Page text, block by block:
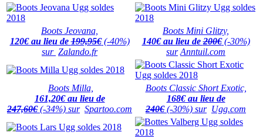
Boots Jeovana,
120€ au lieu de199,95€(-40%)
sur Zalando.fr
Boots Mini Glitzy,
140€ au lieu de200€(-30%)
sur Anntuil.com
Boots Milla,
161,20€ au lieu de
247,60€(-34%) sur Spartoo.com
Boots Classic Short Exotic,
168€ au lieu de
240€ (-30%) sur Ugg.com